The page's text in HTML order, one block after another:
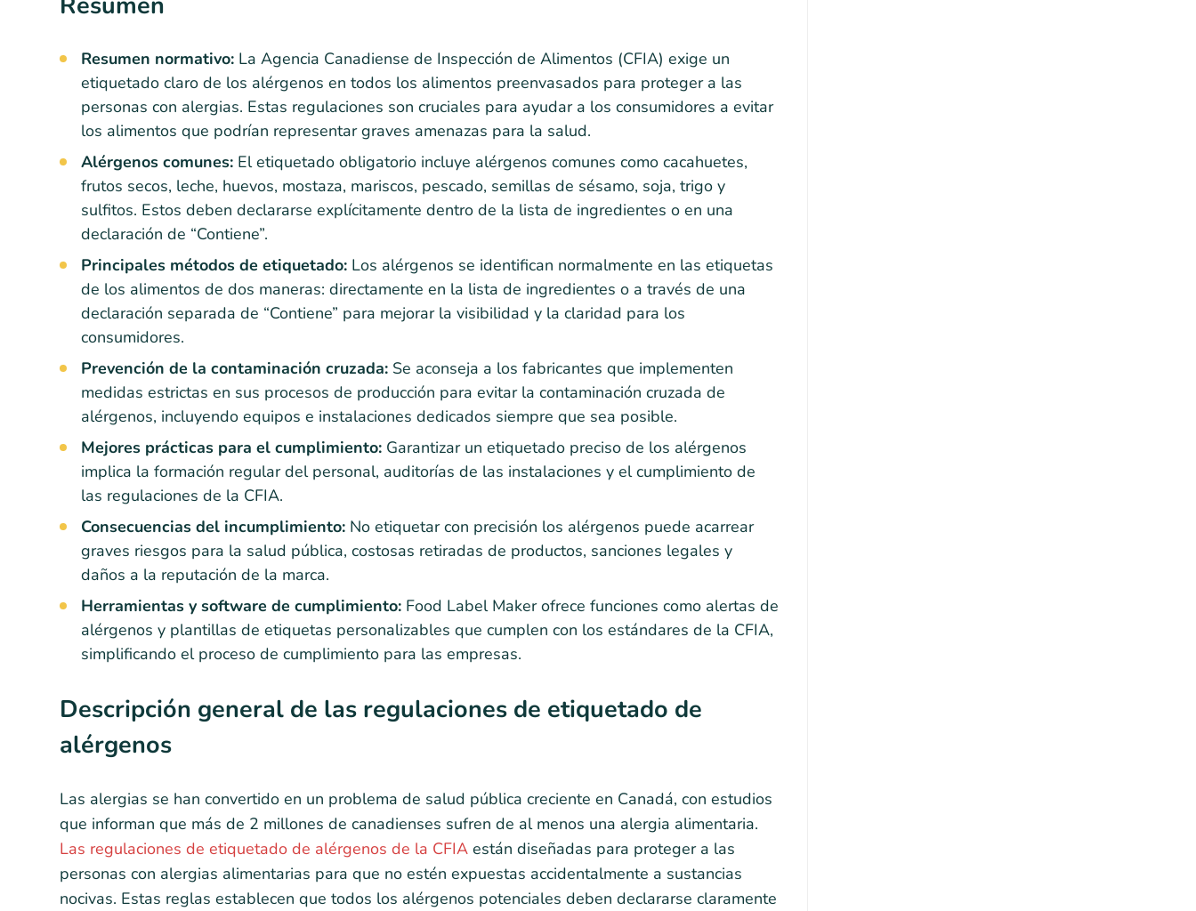
Resumen normativo: La Agencia Canadiense de Inspección de Alimentos (CFIA) exige un
etiquetado claro de los alérgenos en todos los alimentos preenvasados para proteger a las
personas con alergias. Estas regulaciones son cruciales para ayudar a los consumidores a evitar
los alimentos que podrían representar graves amenazas para la salud.
Alérgenos comunes: El etiquetado obligatorio incluye alérgenos comunes como cacahuetes,
frutos secos, leche, huevos, mostaza, mariscos, pescado, semillas de sésamo, soja, trigo y
sulfitos. Estos deben declararse explícitamente dentro de la lista de ingredientes o en una
declaración de “Contiene”.
Principales métodos de etiquetado: Los alérgenos se identifican normalmente en las etiquetas
de los alimentos de dos maneras: directamente en la lista de ingredientes o a través de una
declaración separada de “Contiene” para mejorar la visibilidad y la claridad para los
consumidores.
Prevención de la contaminación cruzada: Se aconseja a los fabricantes que implementen
medidas estrictas en sus procesos de producción para evitar la contaminación cruzada de
alérgenos, incluyendo equipos e instalaciones dedicados siempre que sea posible.
Mejores prácticas para el cumplimiento: Garantizar un etiquetado preciso de los alérgenos
implica la formación regular del personal, auditorías de las instalaciones y el cumplimiento de
las regulaciones de la CFIA.
Consecuencias del incumplimiento: No etiquetar con precisión los alérgenos puede acarrear
graves riesgos para la salud pública, costosas retiradas de productos, sanciones legales y
daños a la reputación de la marca.
Herramientas y software de cumplimiento: Food Label Maker ofrece funciones como alertas de
alérgenos y plantillas de etiquetas personalizables que cumplen con los estándares de la CFIA,
simplificando el proceso de cumplimiento para las empresas.
Descripción general de las regulaciones de etiquetado de
alérgenos
Las alergias se han convertido en un problema de salud pública creciente en Canadá, con estudios
que informan que más de 2 millones de canadienses sufren de al menos una alergia alimentaria.
Las regulaciones de etiquetado de alérgenos de la CFIA están diseñadas para proteger a las
personas con alergias alimentarias para que no estén expuestas accidentalmente a sustancias
nocivas. Estas reglas establecen que todos los alérgenos potenciales deben declararse claramente